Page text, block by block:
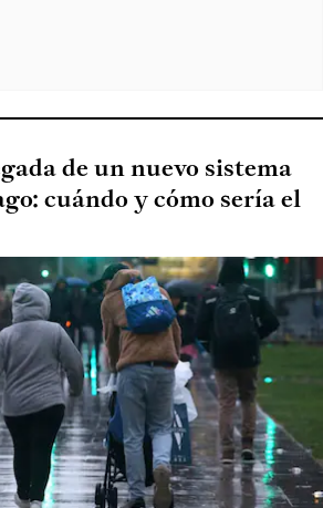
de un nuevo sistema
cuándo y cómo sería el